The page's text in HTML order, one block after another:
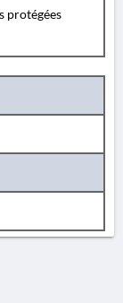
protégées